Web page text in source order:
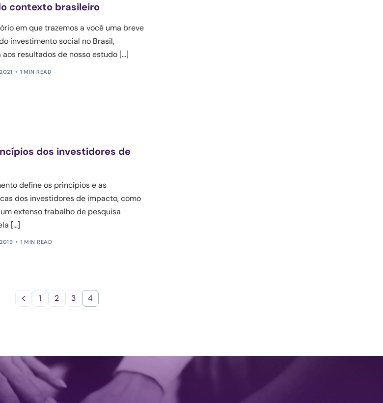
contexto brasileiro
em que trazemos a você uma breve
investimento social no Brasil,
resultados de nosso estudo [...]
1 MIN READ
dos investidores de
define os princípios e as
dos investidores de impacto, como
extenso trabalho de pesquisa
[...]
1 MIN READ
1 2 3 4